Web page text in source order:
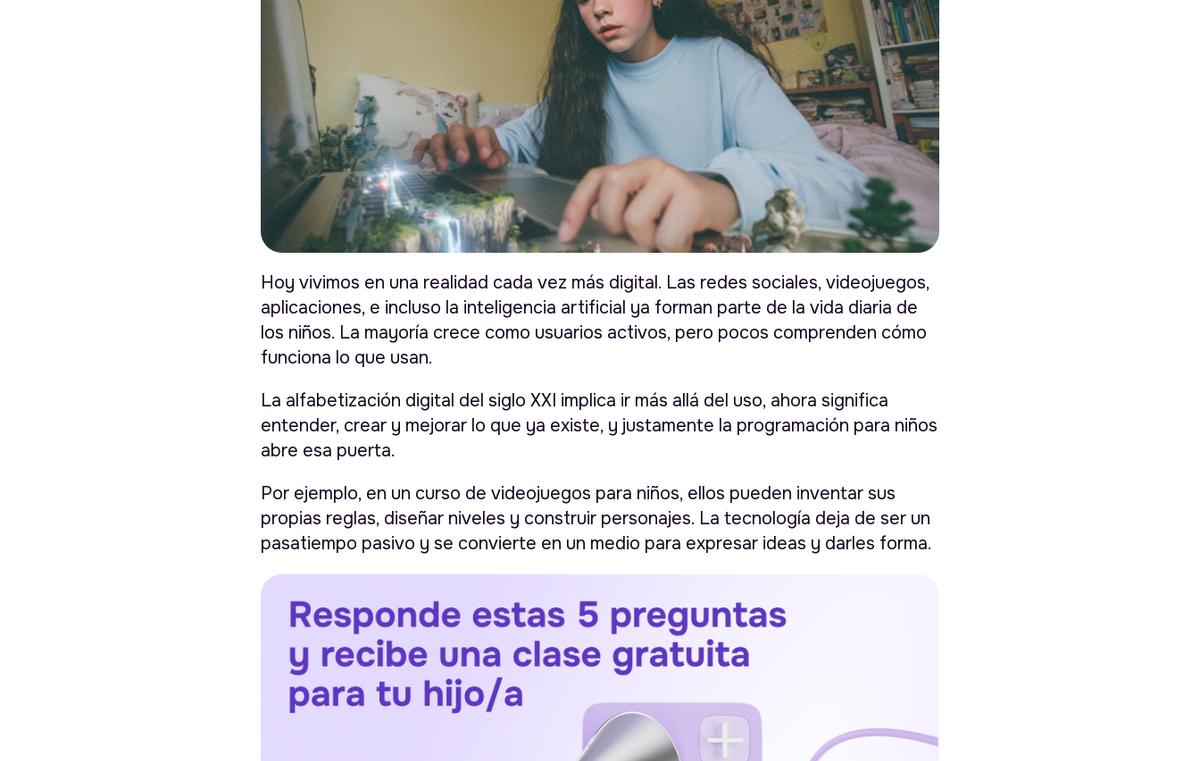
Hoy vivimos en una realidad cada vez más digital. Las redes sociales, videojuegos,
aplicaciones, e incluso la inteligencia artificial ya forman parte de la vida diaria de
los niños. La mayoría crece como usuarios activos, pero pocos comprenden cómo
funciona lo que usan.
La alfabetización digital del siglo XXI implica ir más allá del uso, ahora significa
entender, crear y mejorar lo que ya existe, y justamente la programación para niños
abre esa puerta.
Por ejemplo, en un curso de videojuegos para niños, ellos pueden inventar sus
propias reglas, diseñar niveles y construir personajes. La tecnología deja de ser un
pasatiempo pasivo y se convierte en un medio para expresar ideas y darles forma.